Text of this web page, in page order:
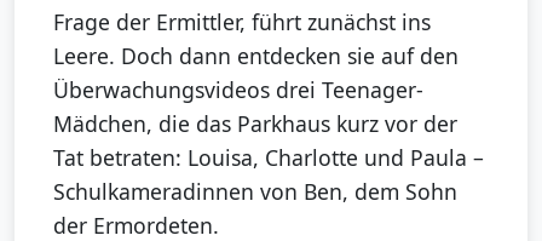
Frage der Ermittler, führt zunächst ins
Leere. Doch dann entdecken sie auf den
Überwachungsvideos drei Teenager-
Mädchen, die das Parkhaus kurz vor der
Tat betraten: Louisa, Charlotte und Paula –
Schulkameradinnen von Ben, dem Sohn
der Ermordeten.